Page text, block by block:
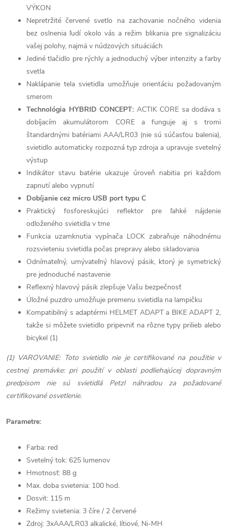
VÝKON
Nepretržité červené svetlo na zachovanie nočného videnia
bez oslnenia ľudí okolo vás a režim blikania pre signalizáciu
vašej polohy, najmä v núdzových situáciách
Jediné tlačidlo pre rýchly a jednoduchý výber intenzity a farby
svetla
Naklápanie tela svietidla umožňuje orientáciu požadovaným
smerom
Technológia HYBRID CONCEPT: ACTIK CORE sa dodáva s
dobíjacím akumulátorom CORE a funguje aj s tromi
štandardnými batériami AAA/LR03 (nie sú súčasťou balenia),
svietidlo automaticky rozpozná typ zdroja a upravuje svetelný
výstup
Indikátor stavu batérie ukazuje úroveň nabitia pri každom
zapnutí alebo vypnutí
Dobíjanie cez micro USB port typu C
Praktický fosforeskujúci reflektor pre ľahké nájdenie
odloženého svietidla v tme
Funkcia uzamknutia vypínača LOCK zabraňuje náhodnému
rozsvieteniu svietidla počas prepravy alebo skladovania
Odnímateľný, umývateľný hlavový pásik, ktorý je symetrický
pre jednoduché nastavenie
Reflexný hlavový pásik zlepšuje Vašu bezpečnosť
Úložné puzdro umožňuje premenu svietidla na lampičku
Kompatibilný s adaptérmi HELMET ADAPT a BIKE ADAPT 2,
takže si môžete svietidlo pripevniť na rôzne typy prilieb alebo
bicykel (1)
(1) VAROVANIE: Toto svietidlo nie je certifikované na použitie v
cestnej premávke: pri použití v oblasti podliehajúcej dopravným
predpisom nie sú svietidlá Petzl náhradou za požadované
certifikované osvetlenie.
Parametre:
Farba: red
Svetelný tok: 625 lumenov
Hmotnosť: 88 g
Max. doba svietenia: 100 hod.
Dosvit: 115 m
Režimy svietenia: 3 číre / 2 červené
Zdroj: 3xAAA/LR03 alkalické, lítiové, Ni-MH